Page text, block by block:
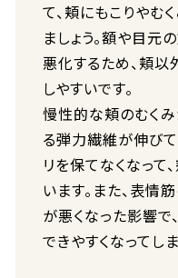
て、頬にもこりやむ
ましょう。額や目元
悪化するため、頬以
しやすいです。
慢性的な頬のむく
る弾力繊維が伸び
リを保てなくなって
います。また、表情
が悪くなった影響で
できやすくなってし